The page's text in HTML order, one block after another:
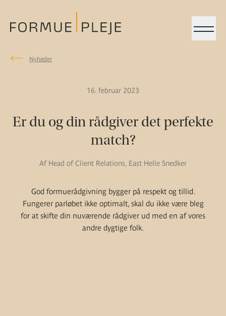
Menu
Nyheder
16. februar 2023
Er du og din rådgiver det perfekte
match?
Af Head of Client Relations, East Helle Snedker
God formuerådgivning bygger på respekt og tillid.
Fungerer parløbet ikke optimalt, skal du ikke være bleg
for at skifte din nuværende rådgiver ud med en af vores
andre dygtige folk.